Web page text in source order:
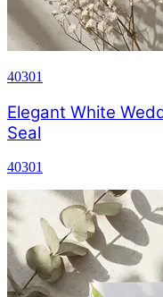
40301
Elegant White
Seal
40301